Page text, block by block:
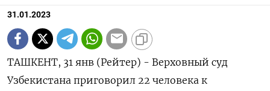
31.01.2023
ТАШКЕНТ, 31 янв (Рейтер) - Верховный суд
Узбекистана приговорил 22 человека к